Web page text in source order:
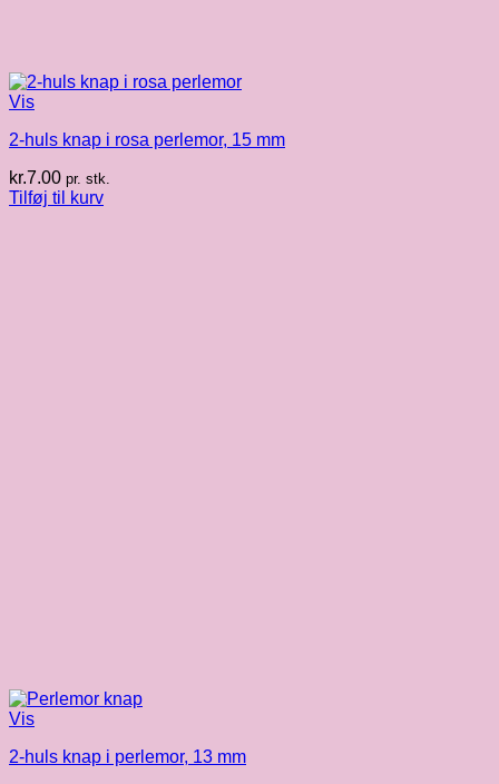
Vis
2-huls knap i rosa perlemor, 15 mm
kr.7.00 pr. stk.
Tilføj til kurv
Vis
2-huls knap i perlemor, 13 mm